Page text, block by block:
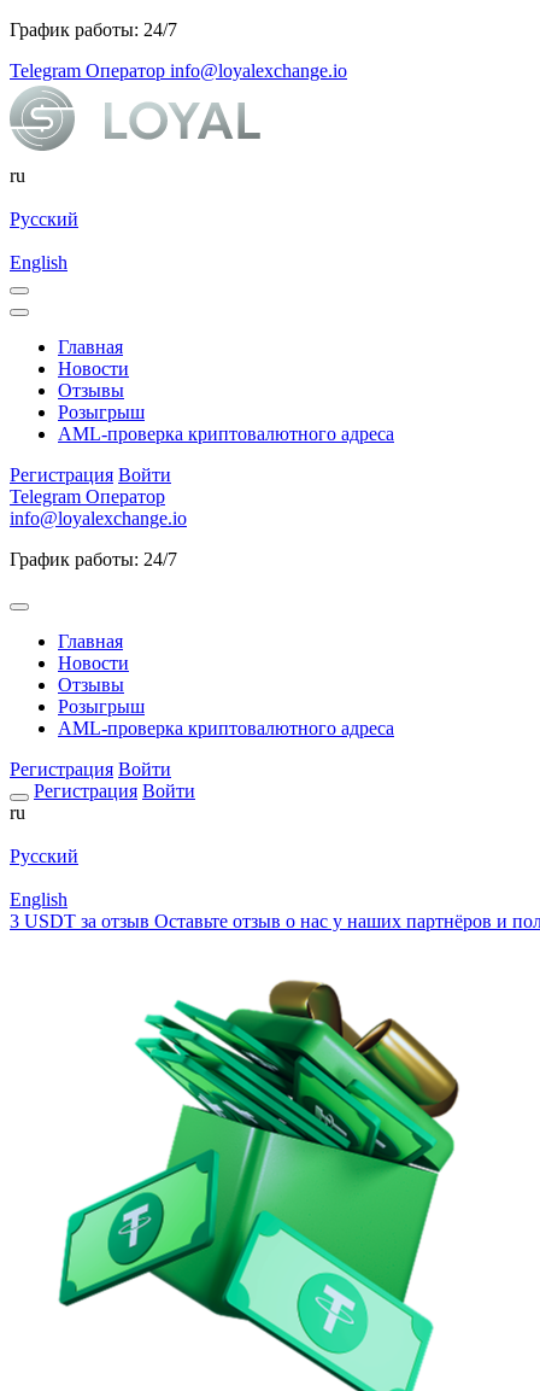
График работы: 24/7
Telegram Оператор info@loyalexchange.io
ru
Русский
English
Главная
Новости
Отзывы
Розыгрыш
AML-проверка криптовалютного адреса
Регистрация Войти
Telegram Оператор
info@loyalexchange.io
График работы: 24/7
Главная
Новости
Отзывы
Розыгрыш
AML-проверка криптовалютного адреса
Регистрация Войти
Регистрация Войти
ru
Русский
English
3 USDT за отзыв Оставьте отзыв о нас у наших партнёров и